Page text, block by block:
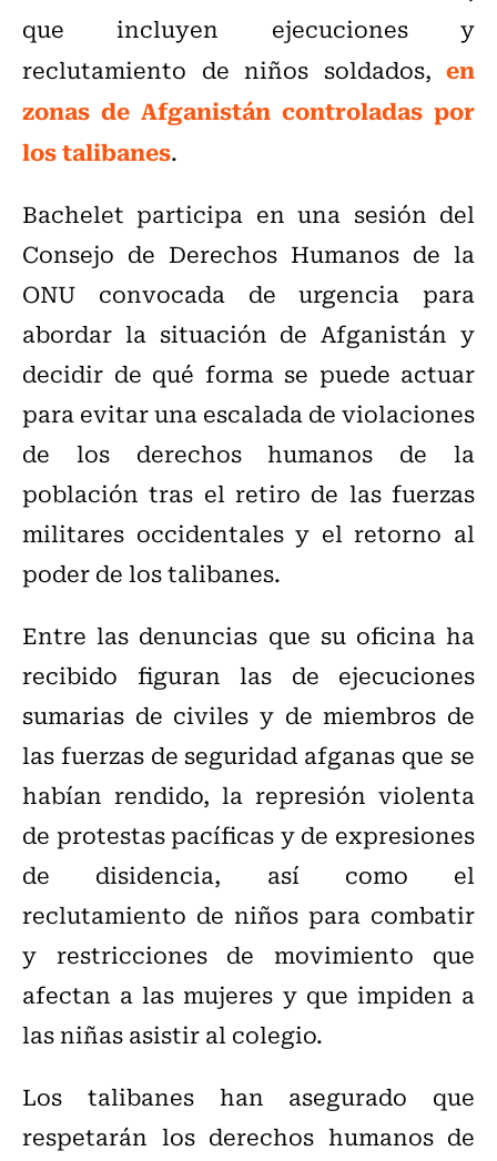
que incluyen ejecuciones y
reclutamiento de niños soldados, en
zonas de Afganistán controladas por
los talibanes.
Bachelet participa en una sesión del
Consejo de Derechos Humanos de la
ONU convocada de urgencia para
abordar la situación de Afganistán y
decidir de qué forma se puede actuar
para evitar una escalada de violaciones
de los derechos humanos de la
población tras el retiro de las fuerzas
militares occidentales y el retorno al
poder de los talibanes.
Entre las denuncias que su oficina ha
recibido figuran las de ejecuciones
sumarias de civiles y de miembros de
las fuerzas de seguridad afganas que se
habían rendido, la represión violenta
de protestas pacíficas y de expresiones
de disidencia, así como el
reclutamiento de niños para combatir
y restricciones de movimiento que
afectan a las mujeres y que impiden a
las niñas asistir al colegio.
Los talibanes han asegurado que
respetarán los derechos humanos de